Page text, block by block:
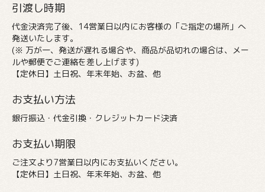
引渡し時期
代金決済完了後、14営業日以内にお客様の「ご指定の場所」へ
発送いたします。
(※ 万が一、発送が遅れる場合や、商品が品切れの場合は、メー
ルや郵便でご連絡を差し上げます)
【定休日】土日祝、年末年始、お盆、他
お支払い方法
銀行振込・代金引換・クレジットカード決済
お支払い期限
ご注文より7営業日以内にお支払いください。
【定休日】土日祝、年末年始、お盆、他